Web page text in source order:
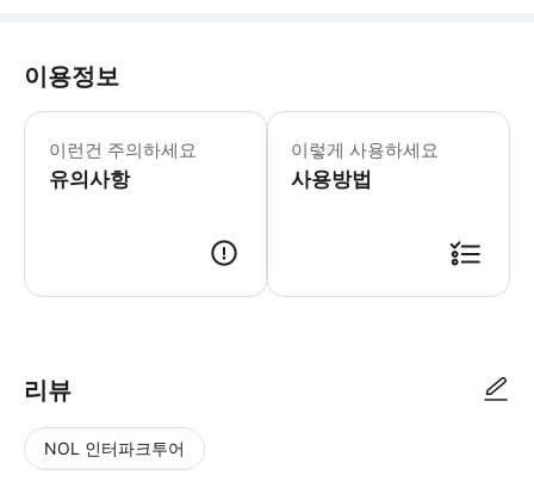
이용정보
이런건 주의하세요
유의사항
* 소요시간 : 60분-120분 (옵션에 따
이렇게 사용하세요
사용방법
리뷰
NOL 인터파크투어